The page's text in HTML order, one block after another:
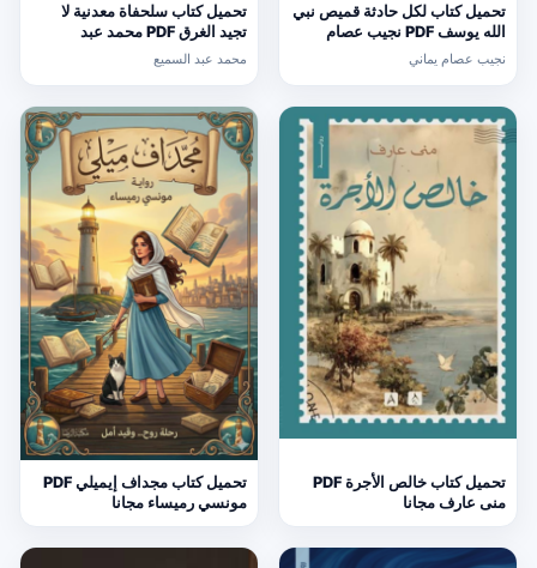
تحميل كتاب لكل حادثة قميص نبي
الله يوسف PDF نجيب عصام
يماني مجانا
نجيب عصام يماني
تحميل كتاب سلحفاة معدنية لا
تجيد الغرق PDF محمد عبد
محمد عبد السميع
تحميل كتاب خالص الأجرة PDF
منى عارف مجانا
تحميل كتاب مجداف إيميلي PDF
مونسي رميساء مجانا